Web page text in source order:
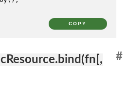
COPY
#